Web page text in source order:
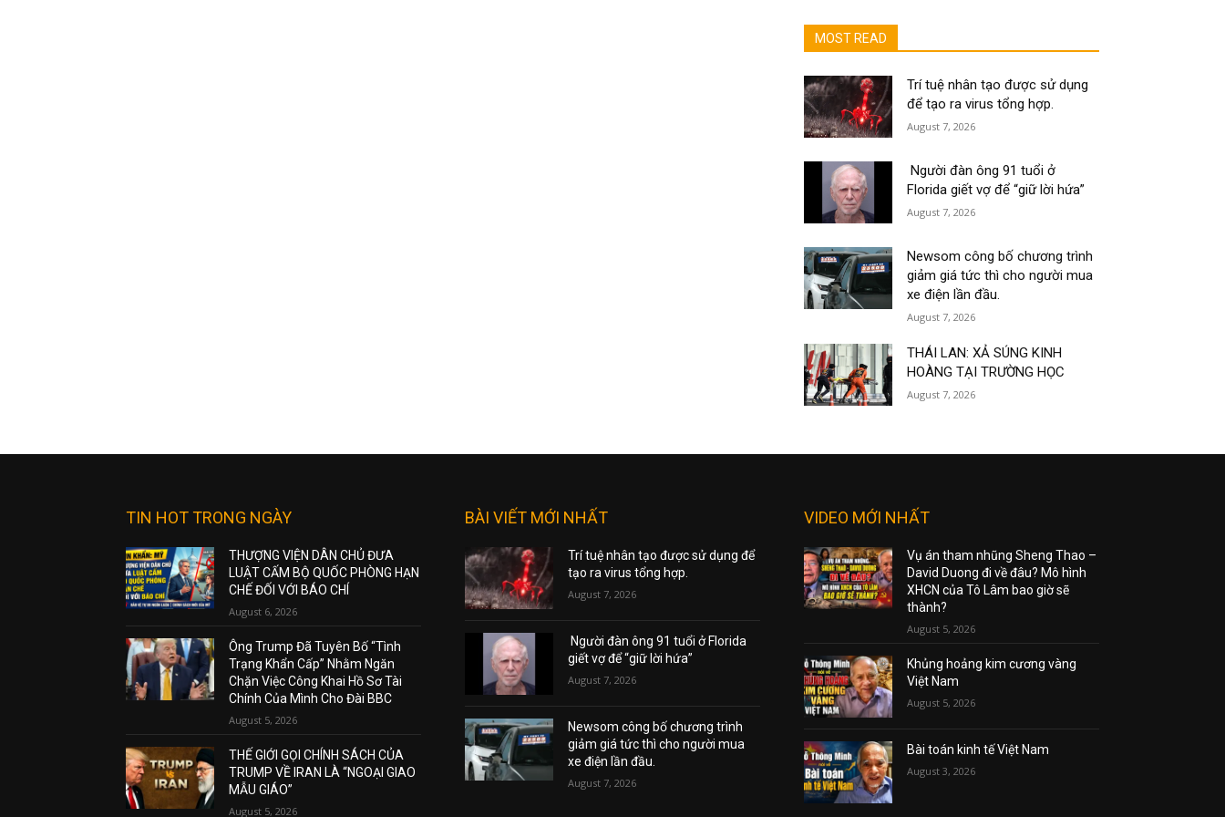
MOST READ
Trí tuệ nhân tạo được sử dụng
để tạo ra virus tổng hợp.
August 7, 2026
Người đàn ông 91 tuổi ở
Florida giết vợ để “giữ lời hứa”
August 7, 2026
Newsom công bố chương trình
giảm giá tức thì cho người mua
xe điện lần đầu.
August 7, 2026
THÁI LAN: XẢ SÚNG KINH
HOÀNG TẠI TRƯỜNG HỌC
August 7, 2026
TIN HOT TRONG NGÀY
THƯỢNG VIỆN DÂN CHỦ ĐƯA
LUẬT CẤM BỘ QUỐC PHÒNG HẠN
CHẾ ĐỐI VỚI BÁO CHÍ
August 6, 2026
Ông Trump Đã Tuyên Bố “Tình
Trạng Khẩn Cấp” Nhằm Ngăn
Chặn Việc Công Khai Hồ Sơ Tài
Chính Của Mình Cho Đài BBC
August 5, 2026
THẾ GIỚI GỌI CHÍNH SÁCH CỦA
TRUMP VỀ IRAN LÀ “NGOẠI GIAO
MẪU GIÁO”
August 5, 2026
BÀI VIẾT MỚI NHẤT
Trí tuệ nhân tạo được sử dụng để
tạo ra virus tổng hợp.
August 7, 2026
Người đàn ông 91 tuổi ở Florida
giết vợ để “giữ lời hứa”
August 7, 2026
Newsom công bố chương trình
giảm giá tức thì cho người mua
xe điện lần đầu.
August 7, 2026
VIDEO MỚI NHẤT
Vụ án tham nhũng Sheng Thao –
David Duong đi về đâu? Mô hình
XHCN của Tô Lâm bao giờ sẽ
thành?
August 5, 2026
Khủng hoảng kim cương vàng
Việt Nam
August 5, 2026
Bài toán kinh tế Việt Nam
August 3, 2026